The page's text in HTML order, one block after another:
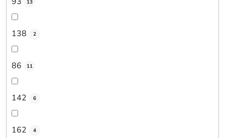
13
138 2
86 11
142 6
162 4